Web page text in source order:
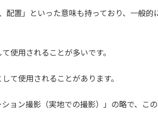
配置」といった意味も持っており、一般的
使用されることが多いです。
て使用されることがあります。
ション撮影（実地での撮影）」の略で、この